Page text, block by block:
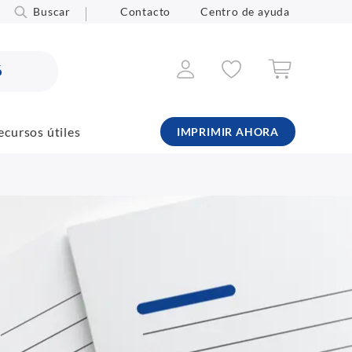
Buscar Contacto Centro de ayuda
útiles IMPRIMIR AHORA